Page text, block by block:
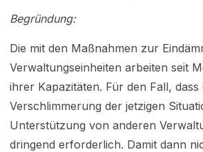
Begründung:
Die mit den Maßnahmen zur
Verwaltungseinheiten arbeiten seit
ihrer Kapazitäten. Für den Fall, dass
Verschlimmerung der jetzigen
Unterstützung von anderen
dringend erforderlich. Damit dann